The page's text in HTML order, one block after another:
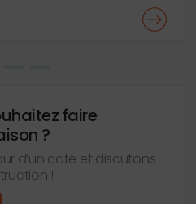
faire
?
d’un café et discutons
!